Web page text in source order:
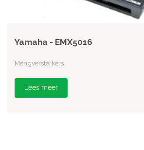
Yamaha - EMX5016
Mengversterkers
Lees meer